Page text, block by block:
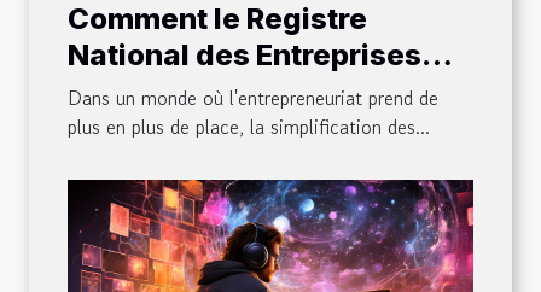
Comment le Registre
National des Entreprises
facilite-t-il les démarches
administratives pour les
Dans un monde où l'entrepreneuriat prend de
plus en plus de place, la simplification des...